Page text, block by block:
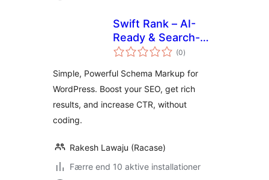
Swift Rank – AI-
Ready & Search-
Optimized
WordPress
(0totale
bedømmelser
)
Simple, Powerful Schema Markup for
WordPress. Boost your SEO, get rich
results, and increase CTR, without
coding.
Rakesh Lawaju (Racase)
Færre end 10 aktive installationer